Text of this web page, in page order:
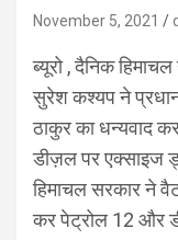
November 5, 2021
ब्यूरो , दैनिक
सुरेश कश्यप ने
ठाकुर का धन्यवाद
डीज़ल पर एक्साइज
हिमाचल सरकार ने
कर पेट्रोल 12 और